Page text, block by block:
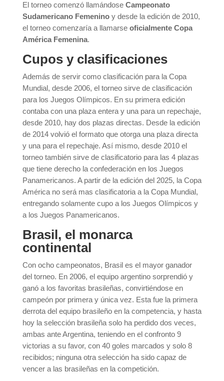
El torneo comenzó llamándose Campeonato
Sudamericano Femeninoy desde la edición de 2010,
el torneo comenzaría a llamarse oficialmente Copa
América Femenina.
Cupos y clasificaciones
Además de servir como clasificación para la Copa
Mundial, desde 2006, el torneo sirve de clasificación
para los Juegos Olímpicos. En su primera edición
contaba con una plaza entera y una para un repechaje,
desde 2010, hay dos plazas directas. Desde la edición
de 2014 volvió el formato que otorga una plaza directa
y una para el repechaje. Así mismo, desde 2010 el
torneo también sirve de clasificatorio para las 4 plazas
que tiene derecho la confederación en los Juegos
Panamericanos. A partir de la edición del 2025, la Copa
América no será mas clasificatoria a la Copa Mundial,
entregando solamente cupo a los Juegos Olímpicos y
a los Juegos Panamericanos.
Brasil, el monarca
continental
Con ocho campeonatos, Brasil es el mayor ganador
del torneo. En 2006, el equipo argentino sorprendió y
ganó a los favoritas brasileñas, convirtiéndose en
campeón por primera y única vez. Esta fue la primera
derrota del equipo brasileño en la competencia, y hasta
hoy la selección brasileña solo ha perdido dos veces,
ambas ante Argentina, teniendo en el confronto 9
victorias a su favor, con 40 goles marcados y solo 8
recibidos; ninguna otra selección ha sido capaz de
vencer a las brasileñas en la competición.